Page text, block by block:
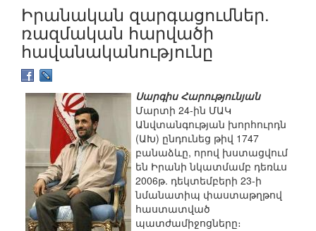
Իրանական զարգացումներ.
ռազմական հարվածի
հավանականությունը
Սարգիս Հարությունյան
Մարտի 24-ին ՄԱԿ
Անվտանգության խորհուրդն
(ԱԽ) ընդունեց թիվ 1747
բանաձևը, որով խստացվում
են Իրանի նկատմամբ դեռևս
2006թ. դեկտեմբերի 23-ի
նմանատիպ փաստաթղթով
հաստատված
պատժամիջոցները։